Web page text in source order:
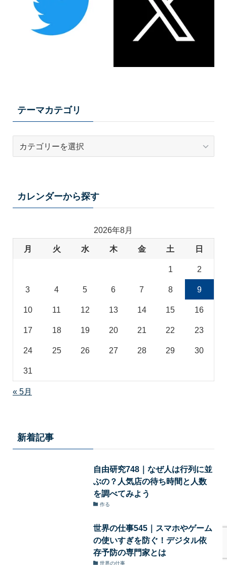
テーマカテゴリ
カレンダーから探す
2026年8月
月 火 水 木 金 土 日
1 2
3 4 5 6 7 8 9
10 11 12 13 14 15 16
17 18 19 20 21 22 23
24 25 26 27 28 29 30
31
« 5月
新着記事
自由研究748｜なぜ人は行列に並
ぶの？人気店の待ち時間と人数
を調べてみよう
作る
世界の仕事545｜スマホやゲーム
の使いすぎを防ぐ！デジタル依
存予防の専門家とは
世界の仕事